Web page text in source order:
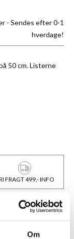
Om
50 cm. Listerne
- Sendes efter 0-1
hverdage!
FRAGT 499,- INFO